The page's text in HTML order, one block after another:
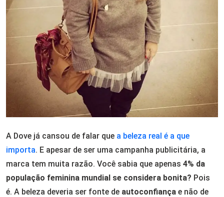
A Dove já cansou de falar que a beleza real é a que
importa. E apesar de ser uma campanha publicitária, a
marca tem muita razão. Você sabia que apenas 4% da
população feminina mundial se considera bonita? Pois
é. A beleza deveria ser fonte de autoconfiança e não de